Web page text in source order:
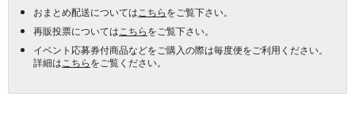
おまとめ配送については こちらをご覧下さい。
再販投票については こちらをご覧下さい。
イベント応募券付商品などをご購入の際は毎度便をご利用ください。
詳細は こちらをご覧ください。